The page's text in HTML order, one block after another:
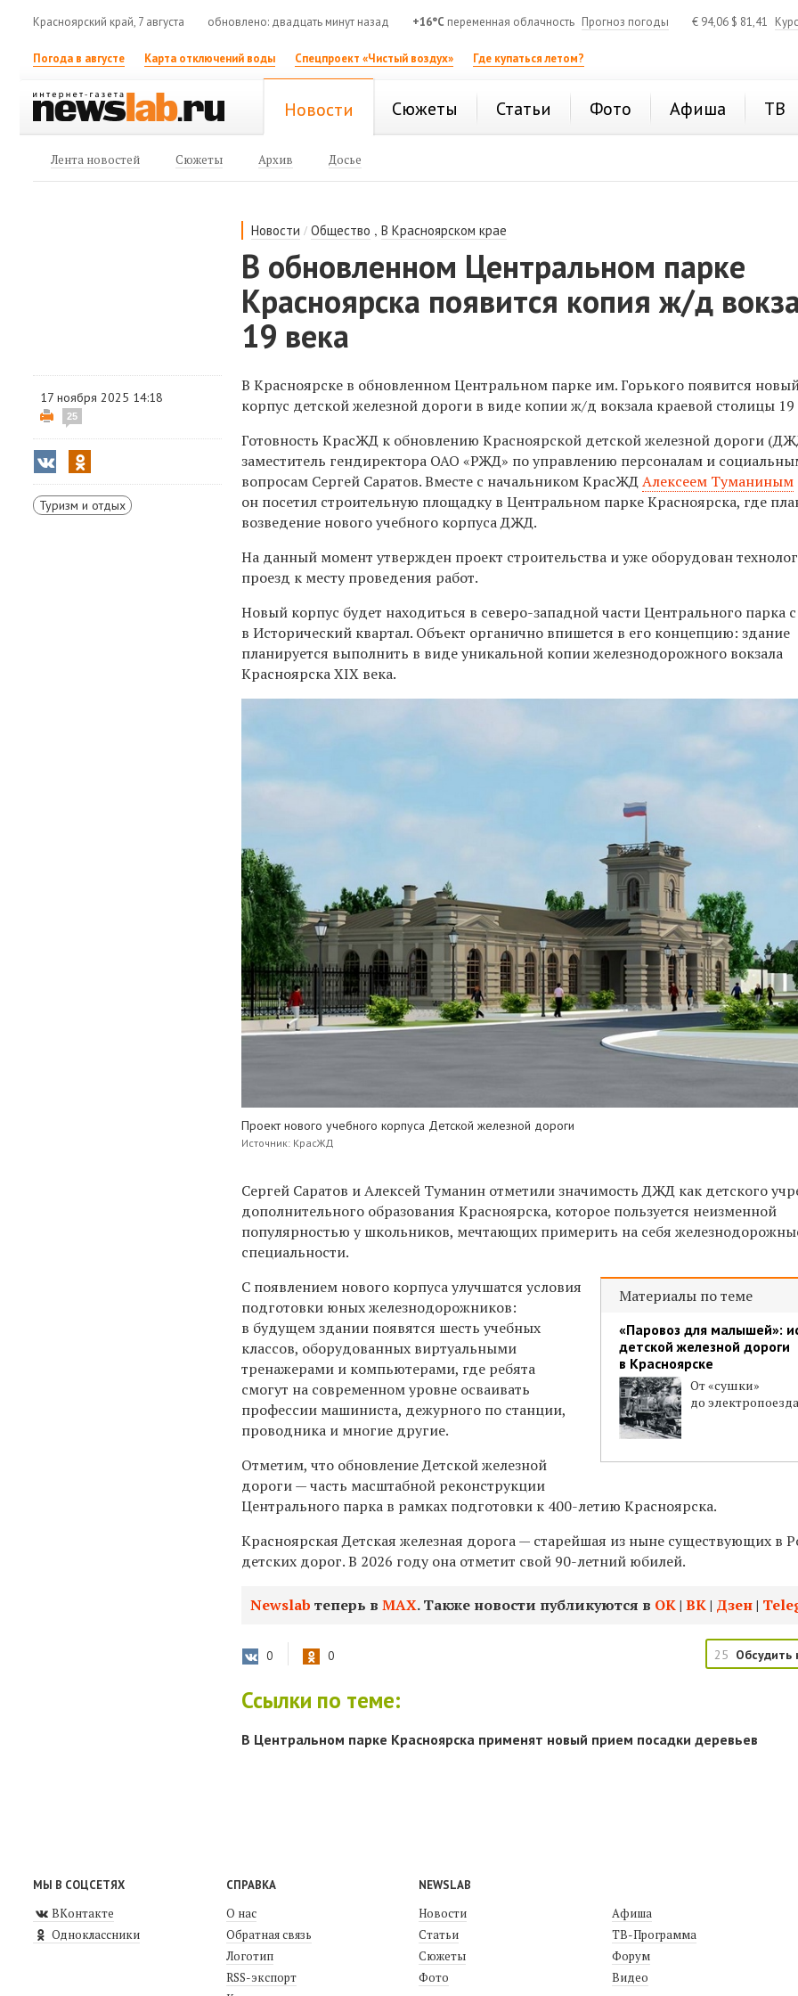
Красноярский край, 7 августа обновлено: двадцать минут назад +16°C переменная облачность Прогноз погоды € 94,06 $ 81,41
Погода в августе Карта отключений воды Спецпроект «Чистый воздух» Где купаться летом?
Новости Сюжеты Статьи Фото Афиша ТВ
Лента новостей Сюжеты Архив Досье
Новости /Общество ,В Красноярском крае
В обновленном Центральном парке
Красноярска появится копия ж/д
19 века
17 ноября 2025 14:18
25
Туризм и отдых
В Красноярске в обновленном Центральном парке им. Горького появится
корпус детской железной дороги в виде копии ж/д вокзала краевой столицы 19
Готовность КрасЖД к обновлению Красноярской детской железной дороги
заместитель гендиректора ОАО «РЖД» по управлению персоналам и
вопросам Сергей Саратов. Вместе с начальником КрасЖДАлексеем Туманиным
он посетил строительную площадку в Центральном парке Красноярска, где
возведение нового учебного корпуса ДЖД.
На данный момент утвержден проект строительства и уже оборудован
проезд к месту проведения работ.
Новый корпус будет находиться в северо-западной части Центрального парка
в Исторический квартал. Объект органично впишется в его концепцию: здание
планируется выполнить в виде уникальной копии железнодорожного вокзала
Красноярска XIX века.
Проект нового учебного корпуса Детской железной дороги
Источник: КрасЖД
Сергей Саратов и Алексей Туманин отметили значимость ДЖД как детского
дополнительного образования Красноярска, которое пользуется неизменной
популярностью у школьников, мечтающих примерить на себя
специальности.
Материалы по теме
«Паровоз для малышей»:
детской железной дороги
в Красноярске
От «сушки»
до электропоезда
С появлением нового корпуса улучшатся условия
подготовки юных железнодорожников:
в будущем здании появятся шесть учебных
классов, оборудованных виртуальными
тренажерами и компьютерами, где ребята
смогут на современном уровне осваивать
профессии машиниста, дежурного по станции,
проводника и многие другие.
Отметим, что обновление Детской железной
дороги — часть масштабной реконструкции
Центрального парка в рамках подготовки к 400-летию Красноярска.
Красноярская Детская железная дорога — старейшая из ныне существующих в
детских дорог. В 2026 году она отметит свой 90-летний юбилей.
Newslab теперь вМАХ. Также новости публикуются в ОК| ВК| Дзен|
0 0 25 Обсудить
Ссылки по теме:
В Центральном парке Красноярска применят новый прием посадки деревьев
МЫ В СОЦСЕТЯХ
ВКонтакте
Одноклассники
СПРАВКА
О нас
Обратная связь
Логотип
RSS-экспорт
NEWSLAB
Новости
Статьи
Сюжеты
Фото
Афиша
ТВ-Программа
Форум
Видео